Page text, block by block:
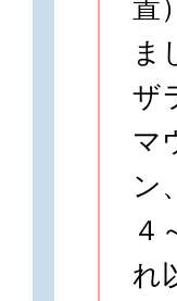
置
ま
ザ
マ
ン
４
れ